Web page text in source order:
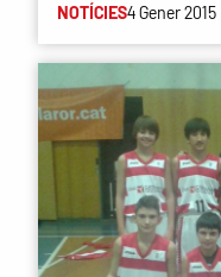
NOTÍCIES4 Gener 2015